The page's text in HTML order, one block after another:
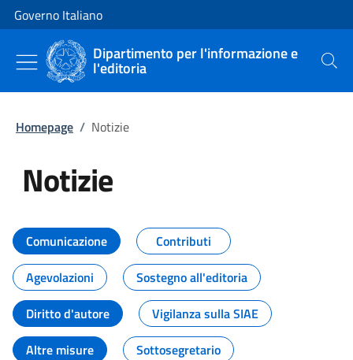
Vai al contenuto
Vai alla navigazione del sito
Governo Italiano
Dipartimento per l'informazione e
l'editoria Cerca
Homepage / Notizie
Notizie
Tutti i contenuti della pagina
Comunicazione
Contributi
Agevolazioni
Sostegno all'editoria
Diritto d'autore
Vigilanza sulla SIAE
Altre misure
Sottosegretario